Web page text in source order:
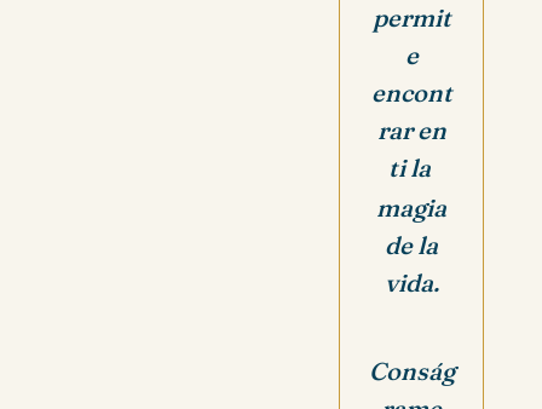
permit
e
encont
rar en
ti la
magia
de la
vida.
Conság